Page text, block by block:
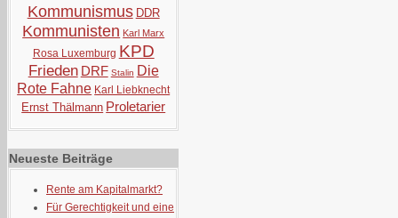
Kommunismus DDR
Kommunisten Karl Marx
Rosa Luxemburg KPD
Frieden DRF Stalin Die
Rote Fahne Karl Liebknecht
Ernst Thälmann Proletarier
Neueste Beiträge
Rente am Kapitalmarkt?
Für Gerechtigkeit und eine